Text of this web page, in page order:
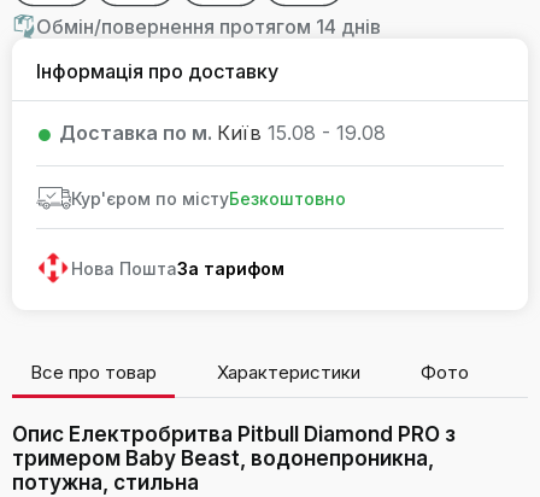
Обмін/повернення протягом 14 днів
Інформація про доставку
Доставка по м. Київ 15.08 - 19.08
Кур'єром по містуБезкоштовно
Нова ПоштаЗа тарифом
Все про товар Характеристики Фото
Опис Електробритва Pitbull Diamond PRO з
тримером Baby Beast, водонепроникна,
потужна, стильна